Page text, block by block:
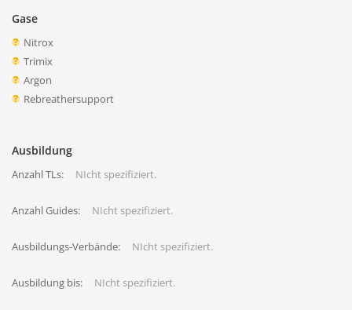
Gase
Nitrox
Trimix
Argon
Rebreathersupport
Ausbildung
Anzahl TLs: NIcht spezifiziert.
Anzahl Guides: NIcht spezifiziert.
Ausbildungs-Verbände: NIcht spezifiziert.
Ausbildung bis: NIcht spezifiziert.